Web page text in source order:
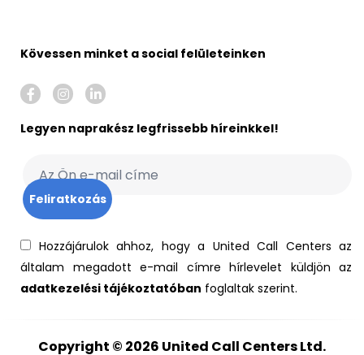
Kövessen minket a social felületeinken
Legyen naprakész legfrissebb híreinkkel!
Hozzájárulok ahhoz, hogy a United Call Centers az
általam megadott e-mail címre hírlevelet küldjön az
adatkezelési tájékoztatóban foglaltak szerint.
Copyright © 2026 United Call Centers Ltd.